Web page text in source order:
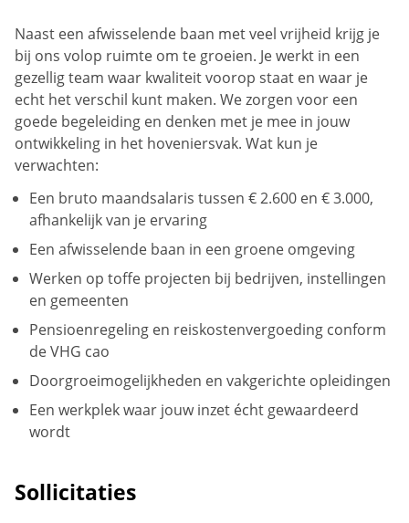
Naast een afwisselende baan met veel vrijheid krijg je
bij ons volop ruimte om te groeien. Je werkt in een
gezellig team waar kwaliteit voorop staat en waar je
echt het verschil kunt maken. We zorgen voor een
goede begeleiding en denken met je mee in jouw
ontwikkeling in het hoveniersvak. Wat kun je
verwachten:
Een bruto maandsalaris tussen € 2.600 en € 3.000,
afhankelijk van je ervaring
Een afwisselende baan in een groene omgeving
Werken op toffe projecten bij bedrijven, instellingen
en gemeenten
Pensioenregeling en reiskostenvergoeding conform
de VHG cao
Doorgroeimogelijkheden en vakgerichte opleidingen
Een werkplek waar jouw inzet écht gewaardeerd
wordt
Sollicitaties